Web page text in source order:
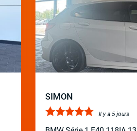
SIMON
Il y a 5 jours